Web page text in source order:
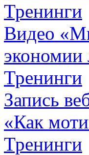
Тренинги
Видео
экономии
Тренинги
Запись
«Как
Тренинги